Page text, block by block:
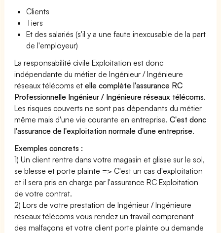
Clients
Tiers
Et des salariés (s'il y a une faute inexcusable de la part
de l'employeur)
La responsabilité civile Exploitation est donc
indépendante du métier de Ingénieur / Ingénieure
réseaux télécoms etelle complète l'assurance RC
Professionnelle Ingénieur / Ingénieure réseaux télécoms.
Les risques couverts ne sont pas dépendants du métier
même mais d'une vie courante en entreprise.C'est donc
l'assurance de l'exploitation normale d'une entreprise.
Exemples concrets :
1) Un client rentre dans votre magasin et glisse sur le sol,
se blesse et porte plainte => C'est un cas d'exploitation
et il sera pris en charge par l'assurance RC Exploitation
de votre contrat.
2) Lors de votre prestation de Ingénieur / Ingénieure
réseaux télécoms vous rendez un travail comprenant
des malfaçons et votre client porte plainte ou demande